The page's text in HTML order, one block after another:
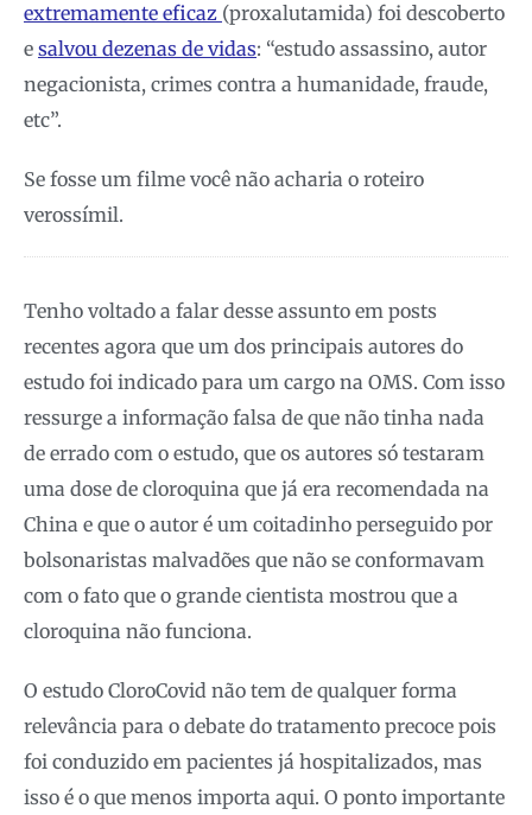
extremamente eficaz (proxalutamida) foi descoberto
e salvou dezenas de vidas: “estudo assassino, autor
negacionista, crimes contra a humanidade, fraude,
etc”.
Se fosse um filme você não acharia o roteiro
verossímil.
Tenho voltado a falar desse assunto em posts
recentes agora que um dos principais autores do
estudo foi indicado para um cargo na OMS. Com isso
ressurge a informação falsa de que não tinha nada
de errado com o estudo, que os autores só testaram
uma dose de cloroquina que já era recomendada na
China e que o autor é um coitadinho perseguido por
bolsonaristas malvadões que não se conformavam
com o fato que o grande cientista mostrou que a
cloroquina não funciona.
O estudo CloroCovid não tem de qualquer forma
relevância para o debate do tratamento precoce pois
foi conduzido em pacientes já hospitalizados, mas
isso é o que menos importa aqui. O ponto importante